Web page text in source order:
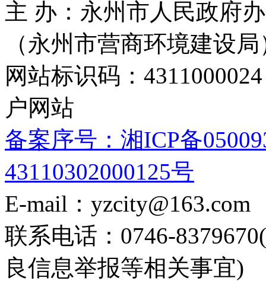
主 办：永州市人民政府
（永州市营商环境建设局
网站标识码：
户网站
备案序号：湘ICP备
43110302000125号
E-mail：yzcity@163.com
联系电话：0746-
良信息举报等相关事宜)